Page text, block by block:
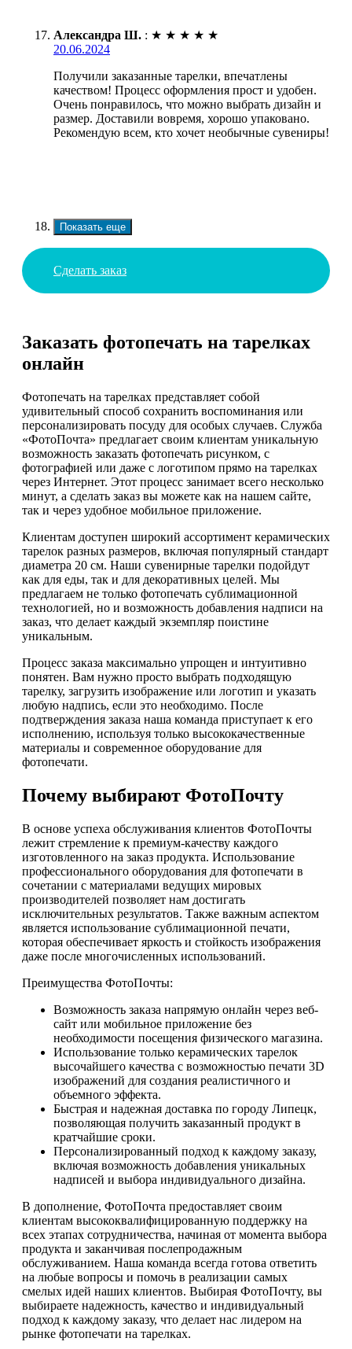
Александра Ш. : ★ ★ ★ ★ ★
20.06.2024
Получили заказанные тарелки, впечатлены
качеством! Процесс оформления прост и удобен.
Очень понравилось, что можно выбрать дизайн и
размер. Доставили вовремя, хорошо упаковано.
Рекомендую всем, кто хочет необычные сувениры!
Показать еще
Сделать заказ
Заказать фотопечать на тарелках
онлайн
Фотопечать на тарелках представляет собой
удивительный способ сохранить воспоминания или
персонализировать посуду для особых случаев. Служба
«ФотоПочта» предлагает своим клиентам уникальную
возможность заказать фотопечать рисунком, с
фотографией или даже с логотипом прямо на тарелках
через Интернет. Этот процесс занимает всего несколько
минут, а сделать заказ вы можете как на нашем сайте,
так и через удобное мобильное приложение.
Клиентам доступен широкий ассортимент керамических
тарелок разных размеров, включая популярный стандарт
диаметра 20 см. Наши сувенирные тарелки подойдут
как для еды, так и для декоративных целей. Мы
предлагаем не только фотопечать сублимационной
технологией, но и возможность добавления надписи на
заказ, что делает каждый экземпляр поистине
уникальным.
Процесс заказа максимально упрощен и интуитивно
понятен. Вам нужно просто выбрать подходящую
тарелку, загрузить изображение или логотип и указать
любую надпись, если это необходимо. После
подтверждения заказа наша команда приступает к его
исполнению, используя только высококачественные
материалы и современное оборудование для
фотопечати.
Почему выбирают ФотоПочту
В основе успеха обслуживания клиентов ФотоПочты
лежит стремление к премиум-качеству каждого
изготовленного на заказ продукта. Использование
профессионального оборудования для фотопечати в
сочетании с материалами ведущих мировых
производителей позволяет нам достигать
исключительных результатов. Также важным аспектом
является использование сублимационной печати,
которая обеспечивает яркость и стойкость изображения
даже после многочисленных использований.
Преимущества ФотоПочты:
Возможность заказа напрямую онлайн через веб-
сайт или мобильное приложение без
необходимости посещения физического магазина.
Использование только керамических тарелок
высочайшего качества с возможностью печати 3D
изображений для создания реалистичного и
объемного эффекта.
Быстрая и надежная доставка по городу Липецк,
позволяющая получить заказанный продукт в
кратчайшие сроки.
Персонализированный подход к каждому заказу,
включая возможность добавления уникальных
надписей и выбора индивидуального дизайна.
В дополнение, ФотоПочта предоставляет своим
клиентам высококвалифицированную поддержку на
всех этапах сотрудничества, начиная от момента выбора
продукта и заканчивая послепродажным
обслуживанием. Наша команда всегда готова ответить
на любые вопросы и помочь в реализации самых
смелых идей наших клиентов. Выбирая ФотоПочту, вы
выбираете надежность, качество и индивидуальный
подход к каждому заказу, что делает нас лидером на
рынке фотопечати на тарелках.